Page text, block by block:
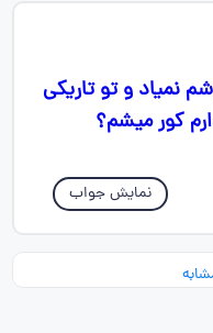
نمیاد و تو تاریکی
کور میشم؟
نمایش جواب